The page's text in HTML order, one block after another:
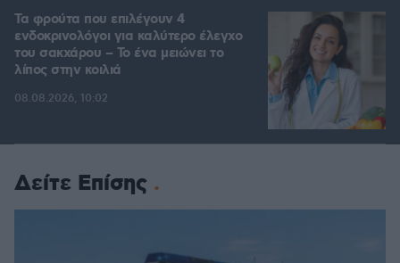
Τα φρούτα που επιλέγουν 4
ενδοκρινολόγοι για καλύτερο έλεγχο
του σακχάρου – Το ένα μειώνει το
λίπος στην κοιλιά
08.08.2026, 10:02
Δείτε Επίσης